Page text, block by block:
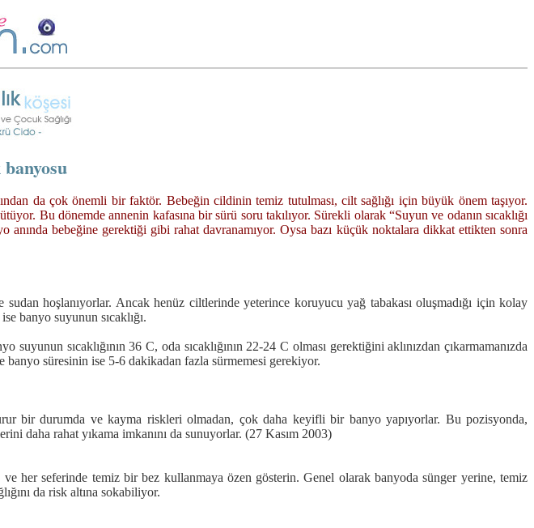
da çok önemli bir faktör. Bebeğin cildinin temiz tutulması, cilt sağlığı için büyük önem taşıyor.
Bu dönemde annenin kafasına bir sürü soru takılıyor. Sürekli olarak “Suyun ve odanın sıcaklığı
bebeğine gerektiği gibi rahat davranamıyor. Oysa bazı küçük noktalara dikkat ettikten sonra
hoşlanıyorlar. Ancak henüz ciltlerinde yeterince koruyucu yağ tabakası oluşmadığı için kolay
banyo suyunun sıcaklığı.
sıcaklığının 36 C, oda sıcaklığının 22-24 C olması gerektiğini aklınızdan çıkarmamanızda
süresinin ise 5-6 dakikadan fazla sürmemesi gerekiyor.
bir durumda ve kayma riskleri olmadan, çok daha keyifli bir banyo yapıyorlar. Bu pozisyonda,
daha rahat yıkama imkanını da sunuyorlar. (27 Kasım 2003)
her seferinde temiz bir bez kullanmaya özen gösterin. Genel olarak banyoda sünger yerine, temiz
da risk altına sokabiliyor.